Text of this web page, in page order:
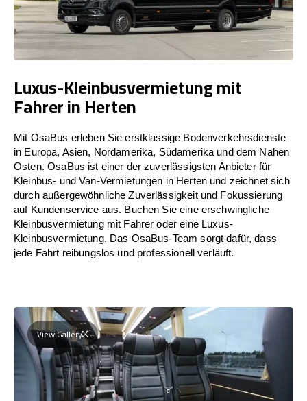
Luxus-Kleinbusvermietung mit
Fahrer in Herten
Mit OsaBus erleben Sie erstklassige Bodenverkehrsdienste
in Europa, Asien, Nordamerika, Südamerika und dem Nahen
Osten. OsaBus ist einer der zuverlässigsten Anbieter für
Kleinbus- und Van-Vermietungen in Herten und zeichnet sich
durch außergewöhnliche Zuverlässigkeit und Fokussierung
auf Kundenservice aus. Buchen Sie eine erschwingliche
Kleinbusvermietung mit Fahrer oder eine Luxus-
Kleinbusvermietung. Das OsaBus-Team sorgt dafür, dass
jede Fahrt reibungslos und professionell verläuft.
View Gallery